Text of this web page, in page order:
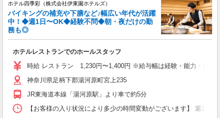
ホテル四季彩（株式会社伊東園ホテルズ）
バイキングの補充や下膳など♪幅広い年代が活躍
中！◆週1日〜OK◆経験不問◆朝・夜だけの勤
務も◎
ホテルレストランでのホールスタッフ
時給 レストラン 1,230円〜1,400円 ※給与幅は経験・能力・資格
神奈川県足柄下郡湯河原町宮上235
JR東海道本線「湯河原駅」より車で約5分
【お客様の入り状況により多少の時間変動がございます】 週1